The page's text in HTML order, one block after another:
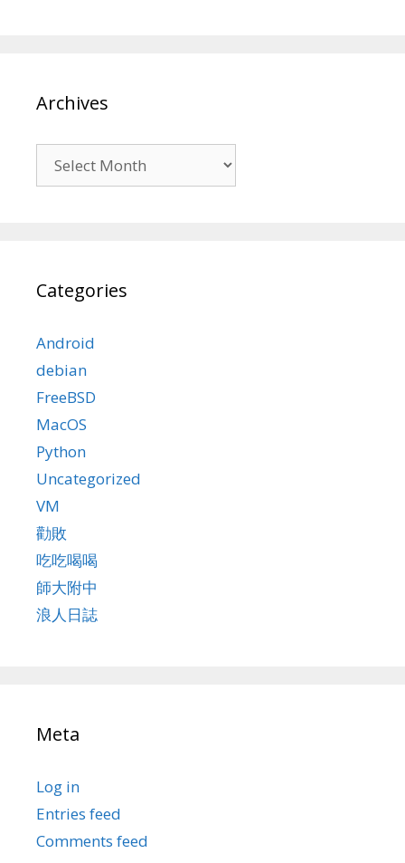
Archives
Categories
Android
debian
FreeBSD
MacOS
Python
Uncategorized
VM
勸敗
吃吃喝喝
師大附中
浪人日誌
Meta
Log in
Entries feed
Comments feed